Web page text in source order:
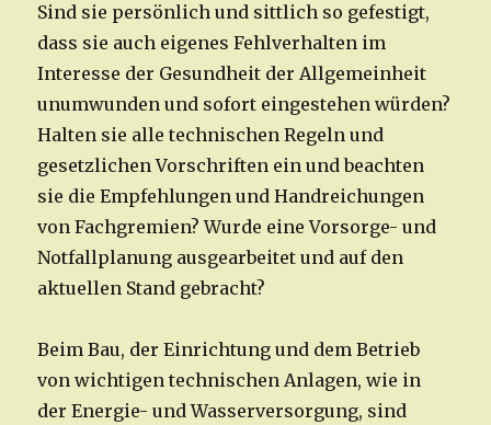
Sind sie persönlich und sittlich so gefestigt,
dass sie auch eigenes Fehlverhalten im
Interesse der Gesundheit der Allgemeinheit
unumwunden und sofort eingestehen würden?
Halten sie alle technischen Regeln und
gesetzlichen Vorschriften ein und beachten
sie die Empfehlungen und Handreichungen
von Fachgremien? Wurde eine Vorsorge- und
Notfallplanung ausgearbeitet und auf den
aktuellen Stand gebracht?
Beim Bau, der Einrichtung und dem Betrieb
von wichtigen technischen Anlagen, wie in
der Energie- und Wasserversorgung, sind